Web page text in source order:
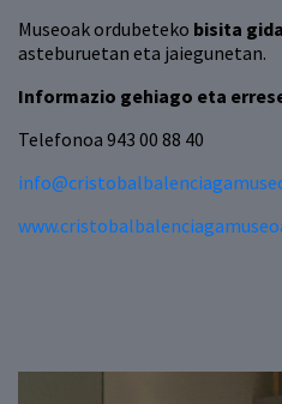
Museoak ordubeteko bisita
asteburuetan eta jaiegunetan.
Informazio gehiago eta
Telefonoa 943 00 88 40